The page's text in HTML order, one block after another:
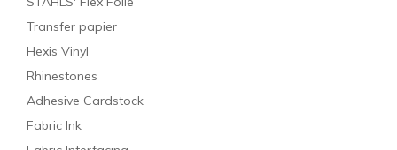
Transfer papier
Hexis Vinyl
Rhinestones
Adhesive Cardstock
Fabric Ink